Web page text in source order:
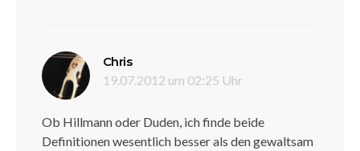
Chrissagt:
19.07.2012 um 02:25 Uhr
Ob Hillmann oder Duden, ich finde beide
Definitionen wesentlich besser als den gewaltsam